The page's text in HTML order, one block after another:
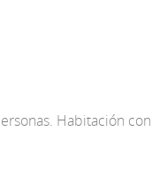
Habitación con